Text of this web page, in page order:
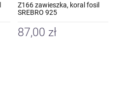
Z166 zawieszka, koral fosil
SREBRO 925
87,00 zł